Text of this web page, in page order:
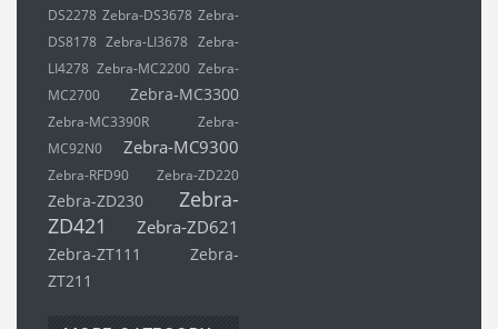
DS2278 Zebra-DS3678 Zebra-
DS8178 Zebra-LI3678 Zebra-
LI4278 Zebra-MC2200 Zebra-
MC2700
Zebra-MC3300
Zebra-MC3390R
Zebra-
MC92N0
Zebra-MC9300
Zebra-RFD90 Zebra-ZD220
Zebra-ZD230
Zebra-
ZD421
Zebra-ZD621
Zebra-ZT111
Zebra-
ZT211